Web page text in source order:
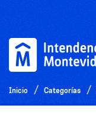
Inicio Categorías